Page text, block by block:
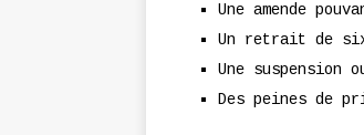
Une amende
Un retrait de
Une suspension
Des peines de